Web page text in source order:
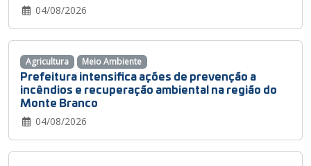
04/08/2026
Prefeitura intensifica ações de prevenção a
incêndios e recuperação ambiental na região do
Monte Branco
04/08/2026
Agricultura Meio Ambiente